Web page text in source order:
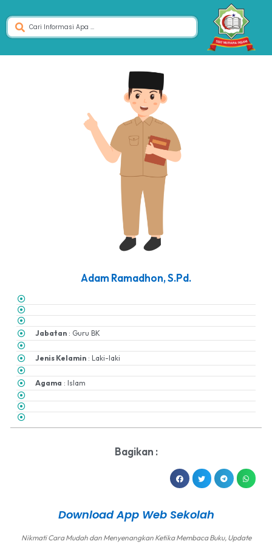
Adam Ramadhon, S.Pd.
Jabatan : Guru BK
Jenis Kelamin : Laki-laki
Agama : Islam
Bagikan :
Download App Web Sekolah
Nikmati Cara Mudah dan Menyenangkan Ketika Membaca Buku, Update